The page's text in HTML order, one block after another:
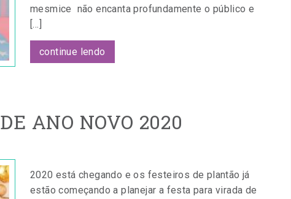
mesmice não encanta profundamente o público e
[…]
continue lendo
ANO NOVO 2020
2020 está chegando e os festeiros de plantão já
estão começando a planejar a festa para virada de